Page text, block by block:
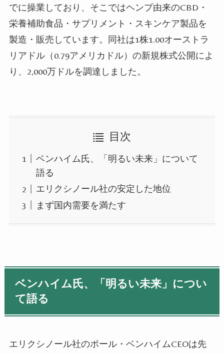
でに操業しており、そこではヘンプ由来のCBD・
栄養補助食品・サプリメント・スキンケア製品を
製造・販売しています。同社は1株1.00オーストラ
リアドル（0.79アメリカドル）の新規株式公開によ
り、2,000万ドルを調達し ました。
目次
ベンハイム氏、「明るい未来」について
語る
エリクシノール社の安定した地位
まず国内需要を満たす
ベンハイム氏、「明るい未来」につい
て語る
エリクシノール社のポール・ベンハイムCEOは先